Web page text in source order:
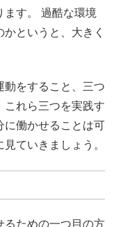
ます。 過酷な環境
というと、大きく
動をすること、三つ
これら三つを実践す
に働かせることは可
ていきましょう。
るための一つ目の方